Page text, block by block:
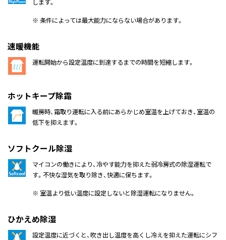
します。
※ 条件によっては最大能力にならない場合があります。
速暖機能
運転開始から設定温度に到達するまでの時間を短縮します。
ホットキープ除霜
暖房時、霜取り運転に入る前にあらかじめ室温を上げておき、室温の
低下を抑えます。
ソフトクール除湿
マイコンの働きにより、冷やす能力を抑えた弱冷房式の除湿運転で
す。不快な湿気を取り除き、快適に保ちます。
※ 室温より低い温度に設定しないと除湿運転になりません。
ひかえめ除湿
設定温度に近づくと、吹き出し温度を高くし冷えを抑えた運転にシフ